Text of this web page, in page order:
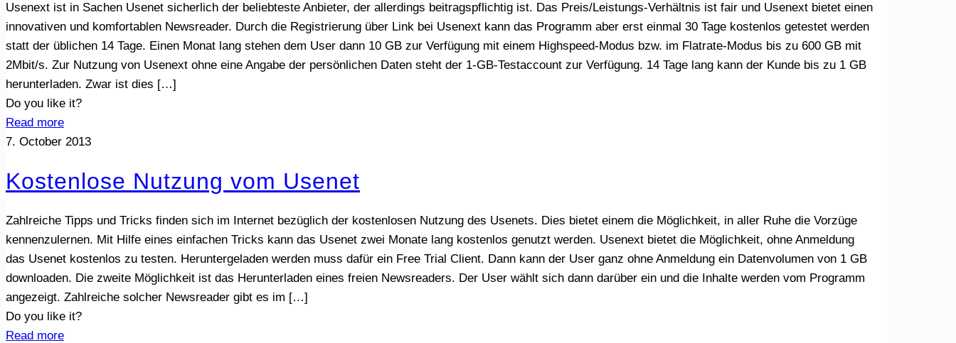
Usenext ist in Sachen Usenet sicherlich der beliebteste Anbieter, der allerdings beitragspflichtig ist. Das Preis/Leistungs-Verhältnis ist fair und Usenext bietet einen
innovativen und komfortablen Newsreader. Durch die Registrierung über Link bei Usenext kann das Programm aber erst einmal 30 Tage kostenlos getestet werden
statt der üblichen 14 Tage. Einen Monat lang stehen dem User dann 10 GB zur Verfügung mit einem Highspeed-Modus bzw. im Flatrate-Modus bis zu 600 GB mit
2Mbit/s. Zur Nutzung von Usenext ohne eine Angabe der persönlichen Daten steht der 1-GB-Testaccount zur Verfügung. 14 Tage lang kann der Kunde bis zu 1 GB
herunterladen. Zwar ist dies […]
Do you like it?
Read more
7. October 2013
Kostenlose Nutzung vom Usenet
Zahlreiche Tipps und Tricks finden sich im Internet bezüglich der kostenlosen Nutzung des Usenets. Dies bietet einem die Möglichkeit, in aller Ruhe die Vorzüge
kennenzulernen. Mit Hilfe eines einfachen Tricks kann das Usenet zwei Monate lang kostenlos genutzt werden. Usenext bietet die Möglichkeit, ohne Anmeldung
das Usenet kostenlos zu testen. Heruntergeladen werden muss dafür ein Free Trial Client. Dann kann der User ganz ohne Anmeldung ein Datenvolumen von 1 GB
downloaden. Die zweite Möglichkeit ist das Herunterladen eines freien Newsreaders. Der User wählt sich dann darüber ein und die Inhalte werden vom Programm
angezeigt. Zahlreiche solcher Newsreader gibt es im […]
Do you like it?
Read more